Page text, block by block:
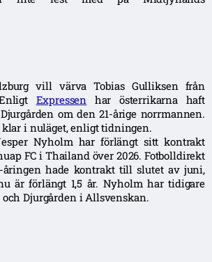
vill värva Tobias Gulliksen från
Expressen har österrikarna haft
om den 21-årige norrmannen.
klar i nuläget, enligt tidningen.
Nyholm har förlängt sitt kontrakt
FC i Thailand över 2026. Fotbolldirekt
hade kontrakt till slutet av juni,
är förlängt 1,5 år. Nyholm har tidigare
Djurgården i Allsvenskan.